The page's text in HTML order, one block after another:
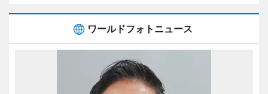
ワールドフォトニュース